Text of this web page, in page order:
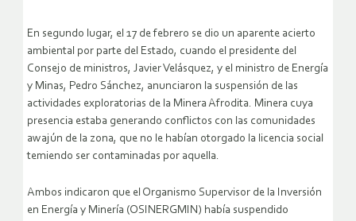
En segundo lugar, el 17 de febrero se dio un aparente acierto
ambiental por parte del Estado, cuando el presidente del
Consejo de ministros, Javier Velásquez, y el ministro de Energía
y Minas, Pedro Sánchez, anunciaron la suspensión de las
actividades exploratorias de la Minera Afrodita. Minera cuya
presencia estaba generando conflictos con las comunidades
awajún de la zona, que no le habían otorgado la licencia social
temiendo ser contaminadas por aquella.
Ambos indicaron que el Organismo Supervisor de la Inversión
en Energía y Minería (OSINERGMIN) había suspendido